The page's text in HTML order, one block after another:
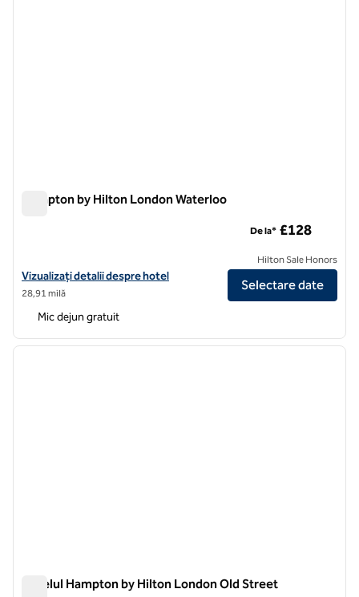
Hampton by Hilton London Waterloo
Vizualizați detaliile hotelului Hampton by Hilton London Waterloo
Vizualizați detalii despre hotel
28,91 milă
De la* £128
Hilton Sale Honors
Selectare date
Mic dejun gratuit
1 din 12
Hotelul Hampton by Hilton London Old Street